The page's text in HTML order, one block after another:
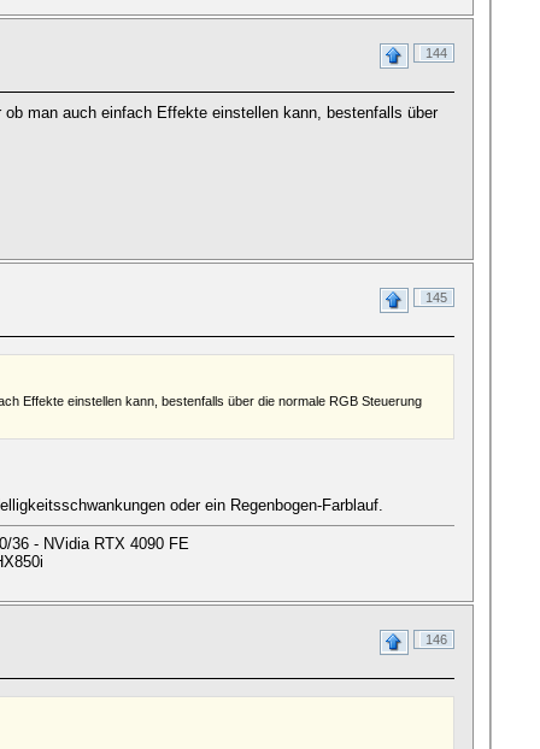
144
man auch einfach Effekte einstellen kann, bestenfalls über
145
Effekte einstellen kann, bestenfalls über die normale RGB Steuerung
oder ein Regenbogen-Farblauf.
36 - NVidia RTX 4090 FE
146